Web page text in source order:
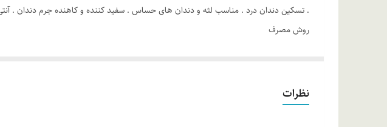
. تسکین دندان درد . مناسب لثه و دندان های حساس . سفید کننده و کاهنده جرم دندان . آنتی
روش مصرف
آب دیونیزه، گلیسرین (منشا گیاهی)، ژل آلوئه‌ورا، کربنات کلسیم، عسل، عصاره ریحان،
زنجبیل، پودر بره موم، عصاره ساقه چوب مسواک، گوار گام، عصاره شیرین برگ (استویا)
نظرات